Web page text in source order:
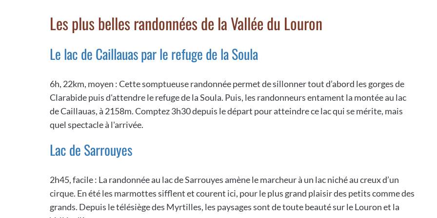
Les plus belles randonnées de la Vallée du Louron
Le lac de Caillauas par le refuge de la Soula
6h, 22km, moyen : Cette somptueuse randonnée permet de sillonner tout d’abord les gorges de
Clarabide puis d'attendre le refuge de la Soula. Puis, les randonneurs entament la montée au lac
de Caillauas, à 2158m. Comptez 3h30 depuis le départ pour atteindre ce lac qui se mérite, mais
quel spectacle à l'arrivée.
Lac de Sarrouyes
2h45, facile : La randonnée au lac de Sarrouyes amène le marcheur à un lac niché au creux d’un
cirque. En été les marmottes sifflent et courent ici, pour le plus grand plaisir des petits comme des
grands. Depuis le télésiège des Myrtilles, les paysages sont de toute beauté sur le Louron et la